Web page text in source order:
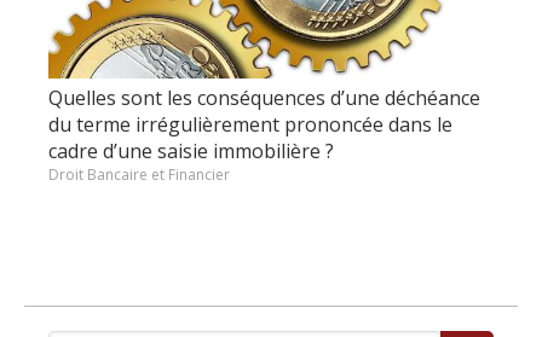
Quelles sont les conséquences d’une déchéance
du terme irrégulièrement prononcée dans le
cadre d’une saisie immobilière ?
Droit Bancaire et Financier